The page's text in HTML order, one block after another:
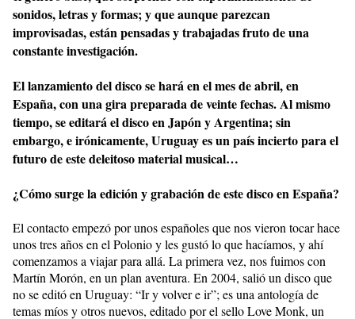
sonidos, letras y formas; y que aunque parezcan
improvisadas, están pensadas y trabajadas fruto de una
constante investigación.
El lanzamiento del disco se hará en el mes de abril, en
España, con una gira preparada de veinte fechas. Al mismo
tiempo, se editará el disco en Japón y Argentina; sin
embargo, e irónicamente, Uruguay es un país incierto para el
futuro de este deleitoso material musical…
¿Cómo surge la edición y grabación de este disco en España?
El contacto empezó por unos españoles que nos vieron tocar hace
unos tres años en el Polonio y les gustó lo que hacíamos, y ahí
comenzamos a viajar para allá. La primera vez, nos fuimos con
Martín Morón, en un plan aventura. En 2004, salió un disco que
no se editó en Uruguay: “Ir y volver e ir”; es una antología de
temas míos y otros nuevos, editado por el sello Love Monk, un